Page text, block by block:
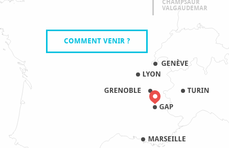
CHAMPSAUR
VALGAUDEMAR
COMMENT VENIR ?